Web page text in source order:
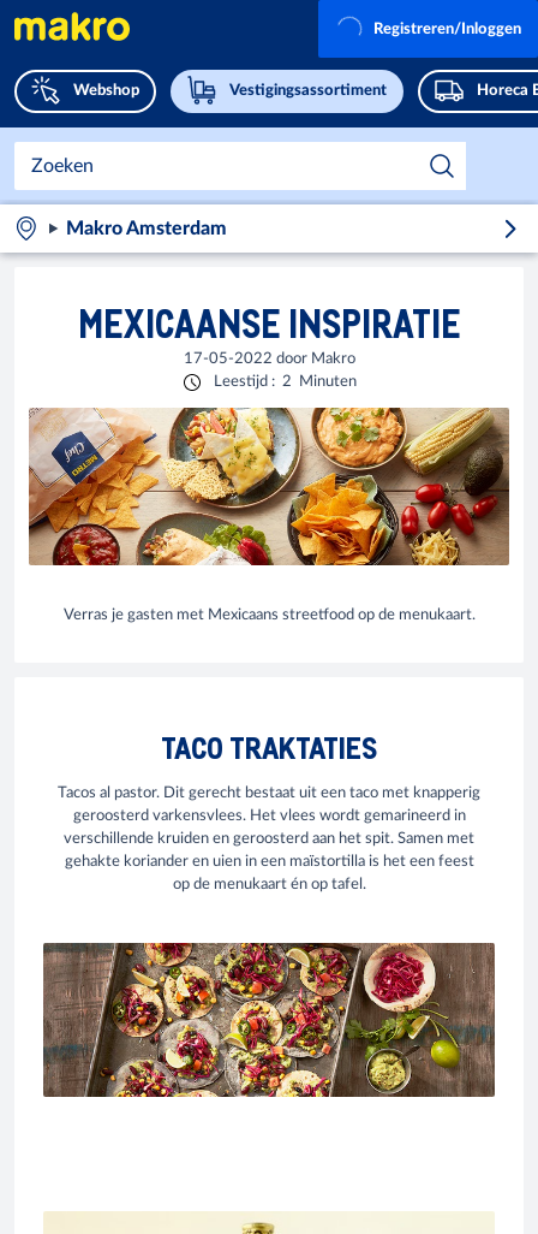
Webshop Vestigingsassortiment Horeca
Registreren/Inloggen
Makro Amsterdam
MEXICAANSE INSPIRATIE
17-05-2022 door Makro
Leestijd : 2 Minuten
Verras je gasten met Mexicaans streetfood op de menukaart.
TACO TRAKTATIES
Tacos al pastor. Dit gerecht bestaat uit een taco met knapperig
geroosterd varkensvlees. Het vlees wordt gemarineerd in
verschillende kruiden en geroosterd aan het spit. Samen met
gehakte koriander en uien in een maïstortilla is het een feest
op de menukaart én op tafel.